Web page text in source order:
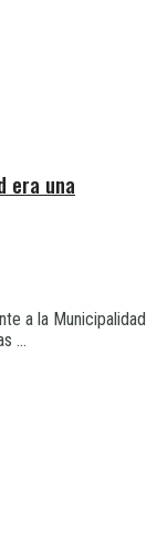
era una
a la Municipalidad
...